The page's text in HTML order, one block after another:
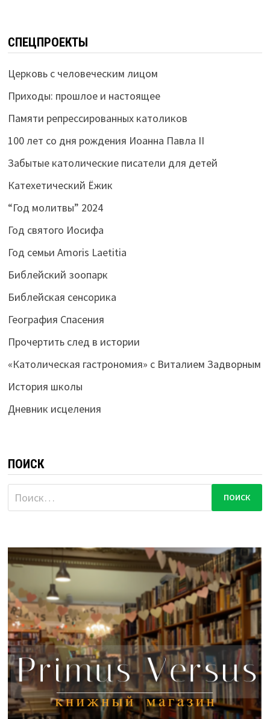
СПЕЦПРОЕКТЫ
Церковь с человеческим лицом
Приходы: прошлое и настоящее
Памяти репрессированных католиков
100 лет со дня рождения Иоанна Павла II
Забытые католические писатели для детей
Катехетический Ёжик
“Год молитвы” 2024
Год святого Иосифа
Год семьи Amoris Laetitia
Библейский зоопарк
Библейская сенсорика
География Спасения
Прочертить след в истории
«Католическая гастрономия» с Виталием Задворным
История школы
Дневник исцеления
ПОИСК
Найти: